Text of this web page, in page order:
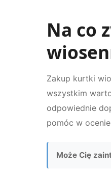
Na co
Zakup kurtki
wszystkim
odpowiednie
pomóc w
Może Cię